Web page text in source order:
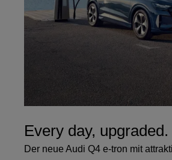
Every day, upgraded.
Der neue Audi Q4 e-tron mit